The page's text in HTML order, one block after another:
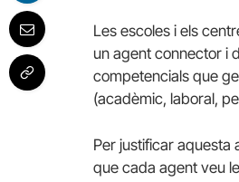
Les escoles i els
un agent connector i
competencials que
(acadèmic, laboral,
Per justificar aquesta
que cada agent veu